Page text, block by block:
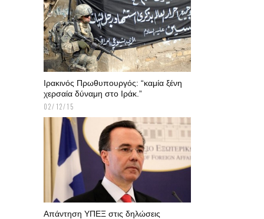
Ιρακινός Πρωθυπουργός: “καμία ξένη
χερσαία δύναμη στο Ιράκ.”
02/12/15
Aπάντηση ΥΠΕΞ στις δηλώσεις